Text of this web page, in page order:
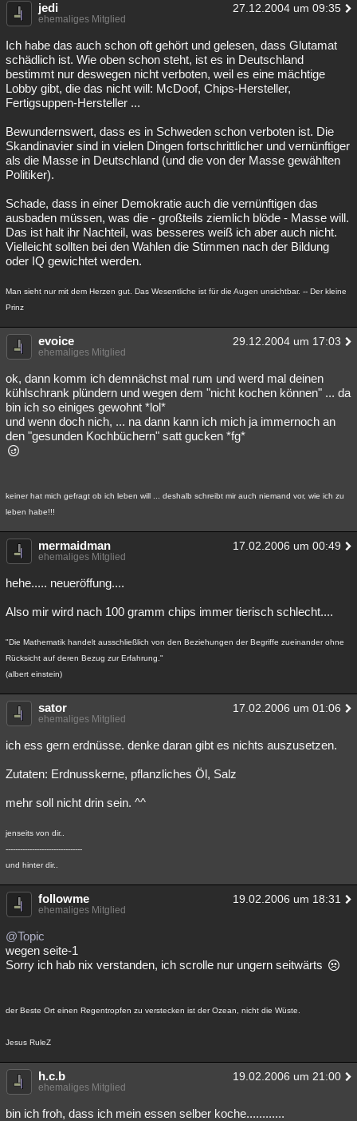
jedi 27.12.2004 um 09:35
ehemaliges Mitglied
Ich habe das auch schon oft gehört und gelesen, dass Glutamat
schädlich ist. Wie oben schon steht, ist es in Deutschland
bestimmt nur deswegen nicht verboten, weil es eine mächtige
Lobby gibt, die das nicht will: McDoof, Chips-Hersteller,
Fertigsuppen-Hersteller ...
Bewundernswert, dass es in Schweden schon verboten ist. Die
Skandinavier sind in vielen Dingen fortschrittlicher und vernünftiger
als die Masse in Deutschland (und die von der Masse gewählten
Politiker).
Schade, dass in einer Demokratie auch die vernünftigen das
ausbaden müssen, was die - großteils ziemlich blöde - Masse will.
Das ist halt ihr Nachteil, was besseres weiß ich aber auch nicht.
Vielleicht sollten bei den Wahlen die Stimmen nach der Bildung
oder IQ gewichtet werden.
Man sieht nur mit dem Herzen gut. Das Wesentliche ist für die Augen unsichtbar. -- Der kleine
Prinz
evoice 29.12.2004 um 17:03
ehemaliges Mitglied
ok, dann komm ich demnächst mal rum und werd mal deinen
kühlschrank plündern und wegen dem "nicht kochen können" ... da
bin ich so einiges gewohnt *lol*
und wenn doch nich, ... na dann kann ich mich ja immernoch an
den "gesunden Kochbüchern" satt gucken *fg*
keiner hat mich gefragt ob ich leben will ... deshalb schreibt mir auch niemand vor, wie ich zu
leben habe!!!
mermaidman 17.02.2006 um 00:49
ehemaliges Mitglied
hehe..... neueröffung....
Also mir wird nach 100 gramm chips immer tierisch schlecht....
"Die Mathematik handelt ausschließlich von den Beziehungen der Begriffe zueinander ohne
Rücksicht auf deren Bezug zur Erfahrung."
(albert einstein)
sator 17.02.2006 um 01:06
ehemaliges Mitglied
ich ess gern erdnüsse. denke daran gibt es nichts auszusetzen.
Zutaten: Erdnusskerne, pflanzliches Öl, Salz
mehr soll nicht drin sein. ^^
jenseits von dir..
--------------------------------
und hinter dir..
followme 19.02.2006 um 18:31
ehemaliges Mitglied
@Topic
wegen seite-1
Sorry ich hab nix verstanden, ich scrolle nur ungern seitwärts
der Beste Ort einen Regentropfen zu verstecken ist der Ozean, nicht die Wüste.
Jesus RuleZ
h.c.b 19.02.2006 um 21:00
ehemaliges Mitglied
bin ich froh, dass ich mein essen selber koche............